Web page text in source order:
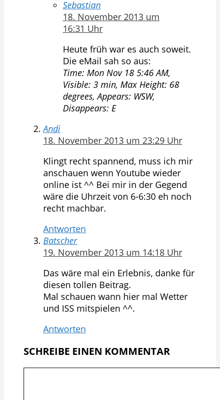
Sebastian
18. November 2013 um
16:31 Uhr
Heute früh war es auch soweit.
Die eMail sah so aus:
Time: Mon Nov 18 5:46 AM,
Visible: 3 min, Max Height: 68
degrees, Appears: WSW,
Disappears: E
Andi
18. November 2013 um 23:29 Uhr
Klingt recht spannend, muss ich mir
anschauen wenn Youtube wieder
online ist ^^ Bei mir in der Gegend
wäre die Uhrzeit von 6-6:30 eh noch
recht machbar.
Antworten
Batscher
19. November 2013 um 14:18 Uhr
Das wäre mal ein Erlebnis, danke für
diesen tollen Beitrag.
Mal schauen wann hier mal Wetter
und ISS mitspielen ^^.
Antworten
SCHREIBE EINEN KOMMENTAR